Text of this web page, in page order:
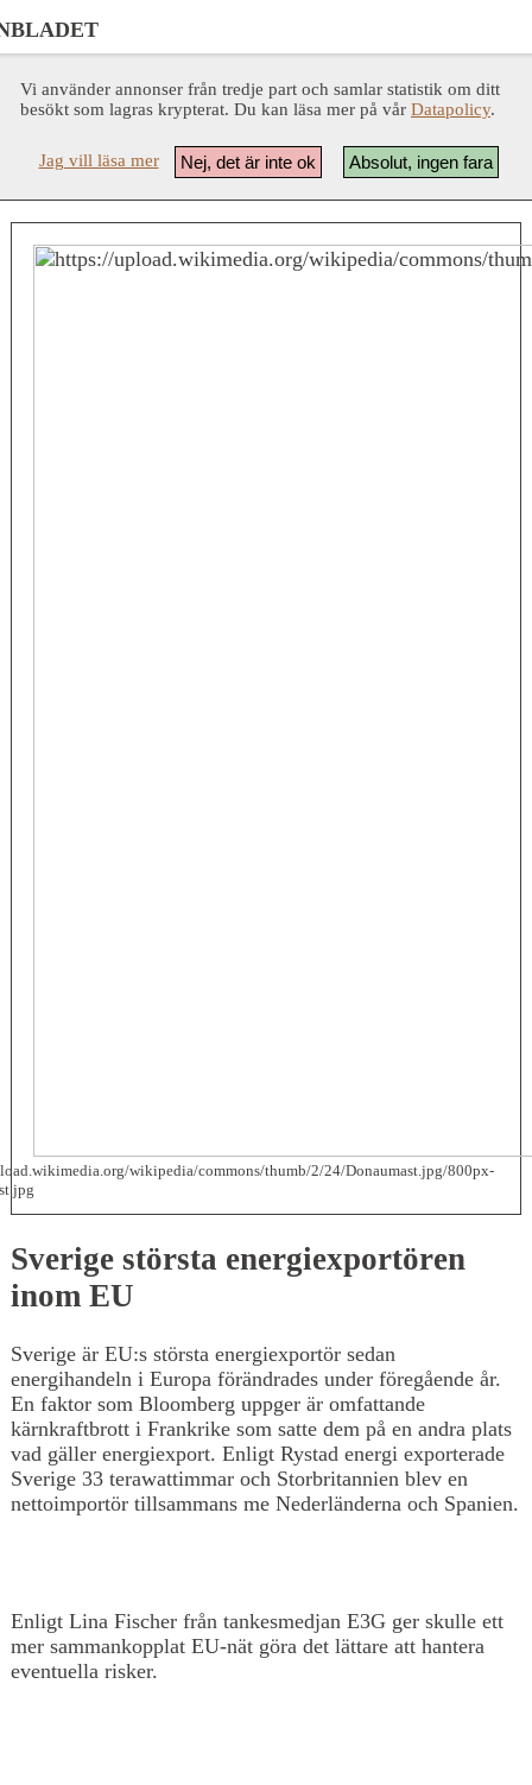
Vi använder annonser från tredje part och samlar statistik om ditt
besökt som lagras krypterat. Du kan läsa mer på vår Datapolicy.
Absolut, ingen fara
Nej, det är inte ok
Jag vill läsa mer
wikipedia/commons/thumb/2/24/Donaumast.jpg/800px-
Sverige största energiexportören
inom EU
Sverige är EU:s största energiexportör sedan
energihandeln i Europa förändrades under föregående år.
En faktor som Bloomberg uppger är omfattande
kärnkraftbrott i Frankrike som satte dem på en andra plats
vad gäller energiexport. Enligt Rystad energi exporterade
Sverige 33 terawattimmar och Storbritannien blev en
nettoimportör tillsammans me Nederländerna och Spanien.
Enligt Lina Fischer från tankesmedjan E3G ger skulle ett
mer sammankopplat EU-nät göra det lättare att hantera
eventuella risker.